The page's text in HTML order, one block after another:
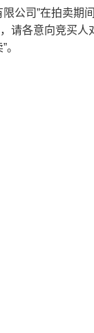
公司”在拍卖
请各意向竞买